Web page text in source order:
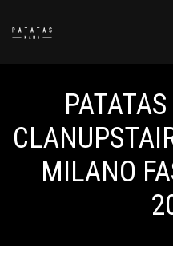
MILANO